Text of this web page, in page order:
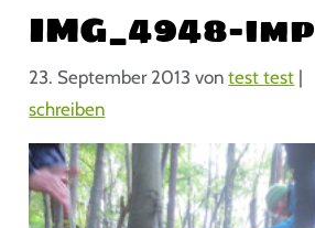
IMG_4948-imp
23. September 2013 vontest test |
schreiben